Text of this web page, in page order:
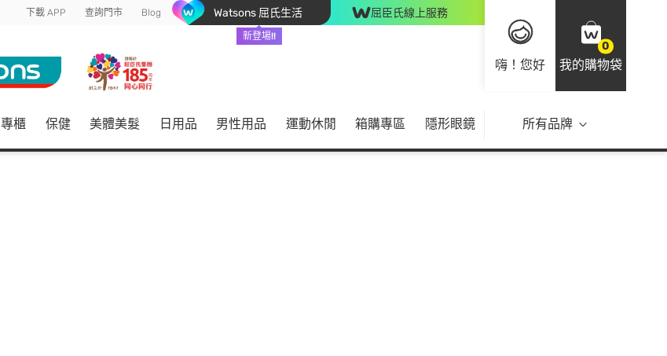
下載 APP 查詢門市 Blog Watsons 屈氏生活
新登場!!
屈臣氏線上服務
嗨！您好
0
我的購物袋
專櫃 保健 美體美髮 日用品 男性用品 運動休閒 箱購專區 隱形眼鏡 所有品牌